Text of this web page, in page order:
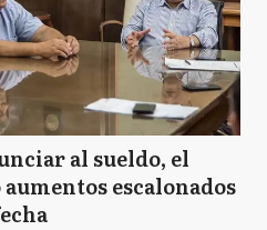
al sueldo, el
escalonados